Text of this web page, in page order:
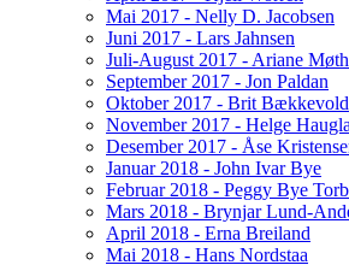
Mai 2017 - Nelly D. Jacobsen
Juni 2017 - Lars Jahnsen
Juli-August 2017 - Ariane
September 2017 - Jon Paldan
Oktober 2017 - Brit Bækkevold
November 2017 - Helge
Desember 2017 - Åse
Januar 2018 - John Ivar Bye
Februar 2018 - Peggy Bye
Mars 2018 - Brynjar Lund-
April 2018 - Erna Breiland
Mai 2018 - Hans Nordstaa